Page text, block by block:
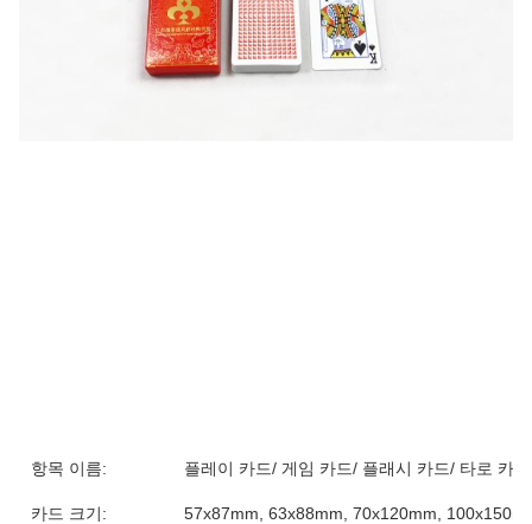
항목 이름: 플레이 카드/ 게임 카드/ 플래시 카드/ 타로 카
카드 크기: 57x87mm, 63x88mm, 70x120mm,